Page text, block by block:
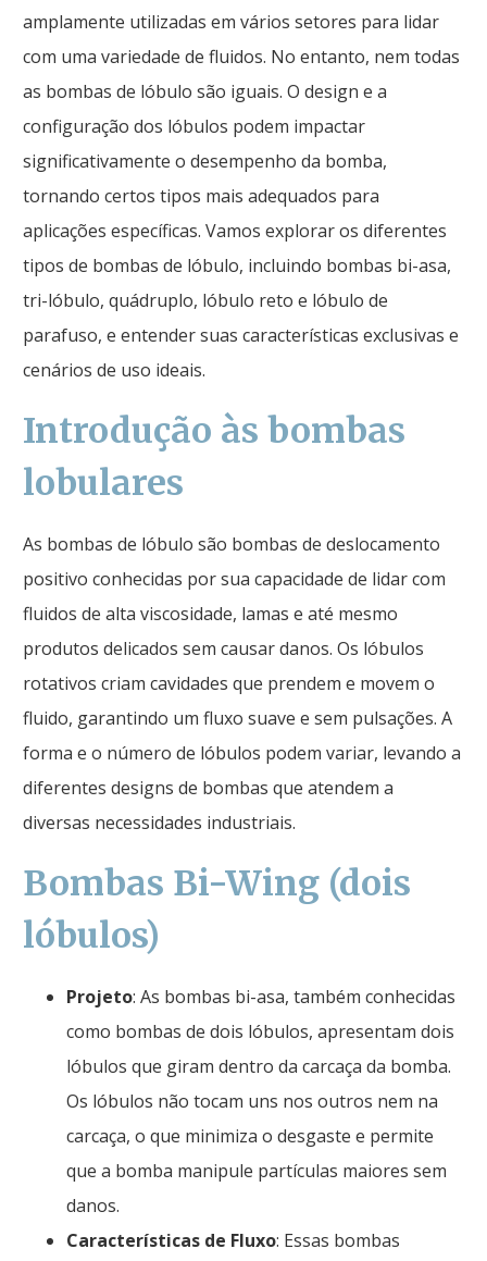
amplamente utilizadas em vários setores para lidar
com uma variedade de fluidos. No entanto, nem todas
as bombas de lóbulo são iguais. O design e a
configuração dos lóbulos podem impactar
significativamente o desempenho da bomba,
tornando certos tipos mais adequados para
aplicações específicas. Vamos explorar os diferentes
tipos de bombas de lóbulo, incluindo bombas bi-asa,
tri-lóbulo, quádruplo, lóbulo reto e lóbulo de
parafuso, e entender suas características exclusivas e
cenários de uso ideais.
Introdução às bombas
lobulares
As bombas de lóbulo são bombas de deslocamento
positivo conhecidas por sua capacidade de lidar com
fluidos de alta viscosidade, lamas e até mesmo
produtos delicados sem causar danos. Os lóbulos
rotativos criam cavidades que prendem e movem o
fluido, garantindo um fluxo suave e sem pulsações. A
forma e o número de lóbulos podem variar, levando a
diferentes designs de bombas que atendem a
diversas necessidades industriais.
Bombas Bi-Wing (dois
lóbulos)
Projeto: As bombas bi-asa, também conhecidas
como bombas de dois lóbulos, apresentam dois
lóbulos que giram dentro da carcaça da bomba.
Os lóbulos não tocam uns nos outros nem na
carcaça, o que minimiza o desgaste e permite
que a bomba manipule partículas maiores sem
danos.
Características de Fluxo: Essas bombas